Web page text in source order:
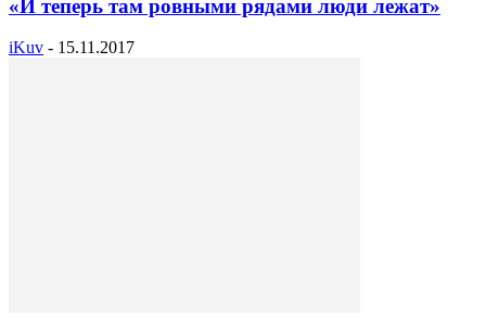
«И теперь там ровными рядами люди лежат»
iKuv - 15.11.2017